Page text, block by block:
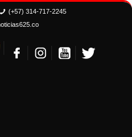
(+57) 314-717-2245